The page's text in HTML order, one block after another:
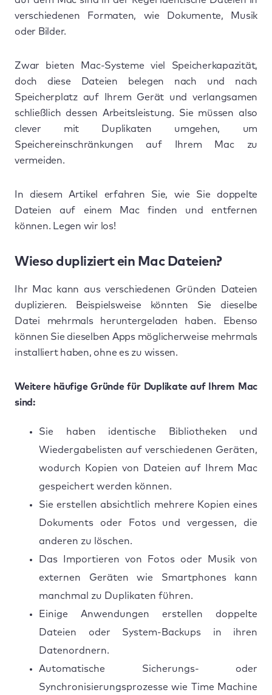
verschiedenen Formaten, wie Dokumente, Musik
oder Bilder.
Zwar bieten Mac-Systeme viel Speicherkapazität,
doch diese Dateien belegen nach und nach
Speicherplatz auf Ihrem Gerät und verlangsamen
schließlich dessen Arbeitsleistung. Sie müssen also
clever mit Duplikaten umgehen, um
Speichereinschränkungen auf Ihrem Mac zu
vermeiden.
In diesem Artikel erfahren Sie, wie Sie doppelte
Dateien auf einem Mac finden und entfernen
können. Legen wir los!
Wieso dupliziert ein Mac Dateien?
Ihr Mac kann aus verschiedenen Gründen Dateien
duplizieren. Beispielsweise könnten Sie dieselbe
Datei mehrmals heruntergeladen haben. Ebenso
können Sie dieselben Apps möglicherweise mehrmals
installiert haben, ohne es zu wissen.
Weitere häufige Gründe für Duplikate auf Ihrem Mac
sind:
Sie haben identische Bibliotheken und
Wiedergabelisten auf verschiedenen Geräten,
wodurch Kopien von Dateien auf Ihrem Mac
gespeichert werden können.
Sie erstellen absichtlich mehrere Kopien eines
Dokuments oder Fotos und vergessen, die
anderen zu löschen.
Das Importieren von Fotos oder Musik von
externen Geräten wie Smartphones kann
manchmal zu Duplikaten führen.
Einige Anwendungen erstellen doppelte
Dateien oder System-Backups in ihren
Datenordnern.
Automatische Sicherungs- oder
Synchronisierungsprozesse wie Time Machine